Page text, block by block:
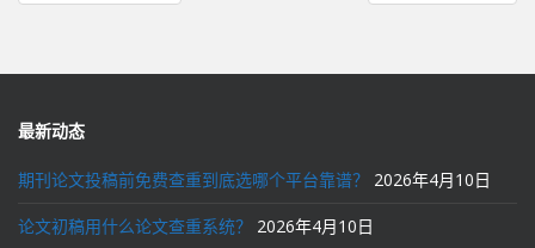
航
最新动态
期刊论文投稿前免费查重到底选哪个平台靠谱？ 2026年4月10日
论文初稿用什么论文查重系统？ 2026年4月10日